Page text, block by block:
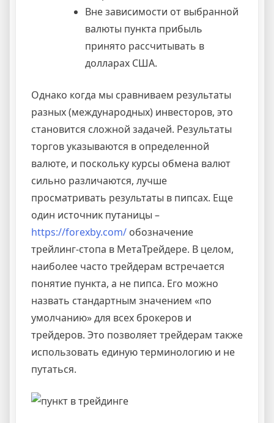
Вне зависимости от выбранной
валюты пункта прибыль
принято рассчитывать в
долларах США.
Однако когда мы сравниваем результаты
разных (международных) инвесторов, это
становится сложной задачей. Результаты
торгов указываются в определенной
валюте, и поскольку курсы обмена валют
сильно различаются, лучше
просматривать результаты в пипсах. Еще
один источник путаницы –
https://forexby.com/ обозначение
трейлинг-стопа в МетаТрейдере. В целом,
наиболее часто трейдерам встречается
понятие пункта, а не пипса. Его можно
назвать стандартным значением «по
умолчанию» для всех брокеров и
трейдеров. Это позволяет трейдерам также
использовать единую терминологию и не
путаться.